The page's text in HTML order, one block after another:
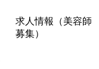
求人情報（美容師
募集）